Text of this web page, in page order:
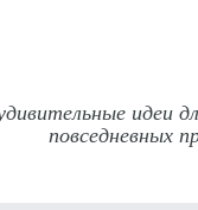
идеи
повседневных